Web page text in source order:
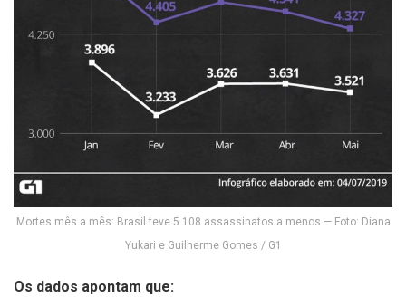
Mortes mês a mês: Brasil teve 5.108 assassinatos a menos — Foto: Diana
Yukari e Guilherme Gomes / G1
Os dados apontam que: